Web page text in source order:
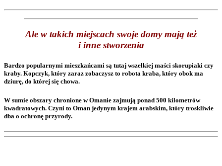
Ale w takich miejscach swoje domy mają też
i inne stworzenia
Bardzo popularnymi mieszkańcami są tutaj wszelkiej maści skorupiaki czy
kraby. Kopczyk, który zaraz zobaczysz to robota kraba, który obok ma
dziurę, do której się chowa.
W sumie obszary chronione w Omanie zajmują ponad 500 kilometrów
kwadratowych. Czyni to Oman jedynym krajem arabskim, który troskliwie
dba o ochronę przyrody.